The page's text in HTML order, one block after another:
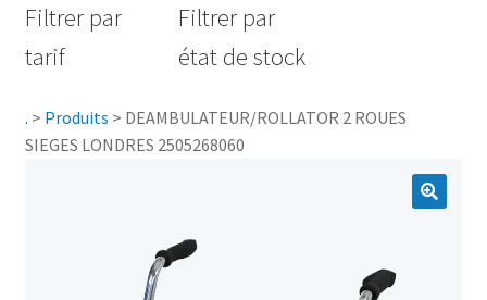
Hygiène
Accessoires Salle de bain
Vêtements & Chaussures
Filtrer par
tarif
Filtrer par
état de stock
. > Produits > DEAMBULATEUR/ROLLATOR 2 ROUES
SIEGES LONDRES 2505268060